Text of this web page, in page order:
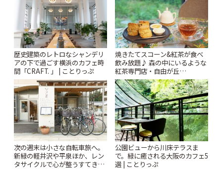
歴史建築のレトロなシャンデリ
アの下で過ごす横浜のカフェ時
間「CRAFT. 」 | ことりっぷ
焼きたてスコーン&紅茶が食べ
飲み放題♪ 森の中にいるような
紅茶専門店・自由が丘
「YOTSUBA TEA」でのんびり
時間 | ことりっぷ
次の週末は小さな自転車旅へ。
新緑の軽井沢や平泉ほか、レン
タサイクルで心が整うすてきな
公園ビューから川床テラスま
で。緑に癒される大阪のカフェ5
選 | ことりっぷ